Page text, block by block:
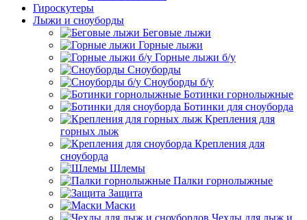
Гироскутеры
Лыжи и сноуборды
Беговые лыжи
Горные лыжи
Горные лыжи б/у
Сноуборды
Сноуборды б/у
Ботинки горнолыжные
Ботинки для сноуборда
Крепления для
горных лыж
Крепления для
сноуборда
Шлемы
Палки горнолыжные
Защита
Маски
Чехлы для лыж и